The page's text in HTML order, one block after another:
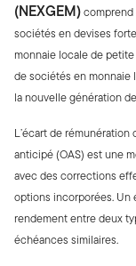
(NEXGEM)comprend
sociétés en devises
monnaie locale de
de sociétés en monnaie
la nouvelle génération
L’écart de
anticipé (OAS) est une
avec des corrections
options incorporées. Un
rendement entre deux
échéances similaires.